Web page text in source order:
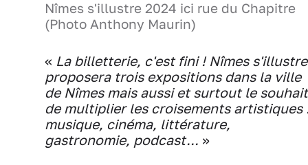
Nîmes s'illustre 2024 ici rue du Chapitre
(Photo Anthony Maurin)
« La billetterie, c'est fini ! Nîmes s'illustre
proposera trois expositions dans la ville
de Nîmes mais aussi et surtout le souhait
de multiplier les croisements artistiques
musique, cinéma, littérature,
gastronomie, podcast... »